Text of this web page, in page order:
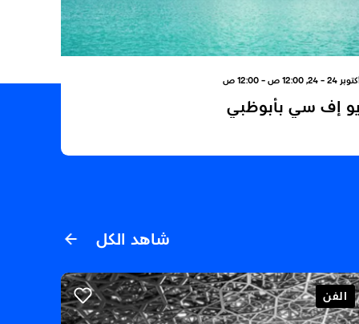
24 - 24, 12:00 ص - 12:00 ص
يو إف سي بأبوظبي
شاهد الكل
الفن